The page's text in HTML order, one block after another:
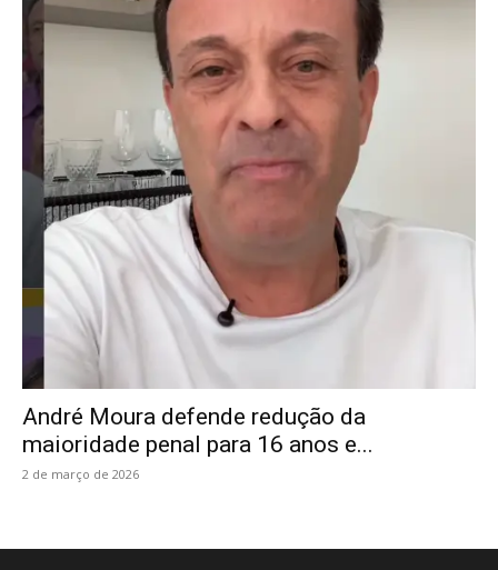
André Moura defende redução da
maioridade penal para 16 anos e...
2 de março de 2026